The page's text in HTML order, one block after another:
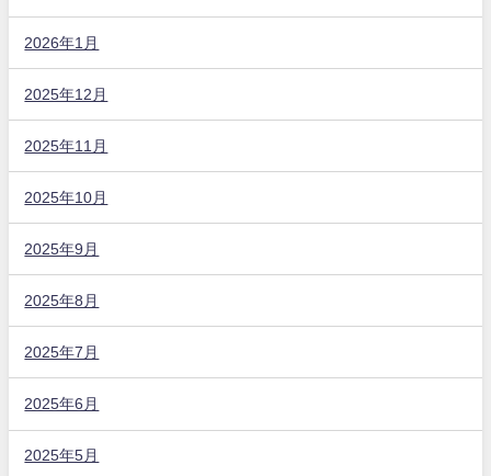
2026年1月
2025年12月
2025年11月
2025年10月
2025年9月
2025年8月
2025年7月
2025年6月
2025年5月